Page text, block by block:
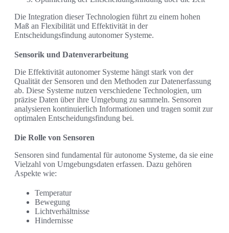
Die Integration dieser Technologien führt zu einem hohen
Maß an Flexibilität und Effektivität in der
Entscheidungsfindung autonomer Systeme.
Sensorik und Datenverarbeitung
Die Effektivität autonomer Systeme hängt stark von der
Qualität der Sensoren und den Methoden zur Datenerfassung
ab. Diese Systeme nutzen verschiedene Technologien, um
präzise Daten über ihre Umgebung zu sammeln. Sensoren
analysieren kontinuierlich Informationen und tragen somit zur
optimalen Entscheidungsfindung bei.
Die Rolle von Sensoren
Sensoren sind fundamental für autonome Systeme, da sie eine
Vielzahl von Umgebungsdaten erfassen. Dazu gehören
Aspekte wie:
Temperatur
Bewegung
Lichtverhältnisse
Hindernisse